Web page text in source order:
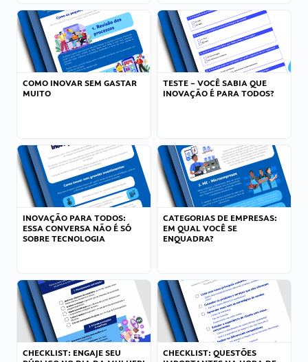
COMO INOVAR SEM GASTAR
MUITO
TESTE – VOCÊ SABIA QUE
INOVAÇÃO É PARA TODOS?
INOVAÇÃO PARA TODOS:
ESSA CONVERSA NÃO É SÓ
SOBRE TECNOLOGIA
CATEGORIAS DE EMPRESAS:
EM QUAL VOCÊ SE
ENQUADRA?
CHECKLIST: ENGAJE SEU
CHECKLIST: QUESTÕES